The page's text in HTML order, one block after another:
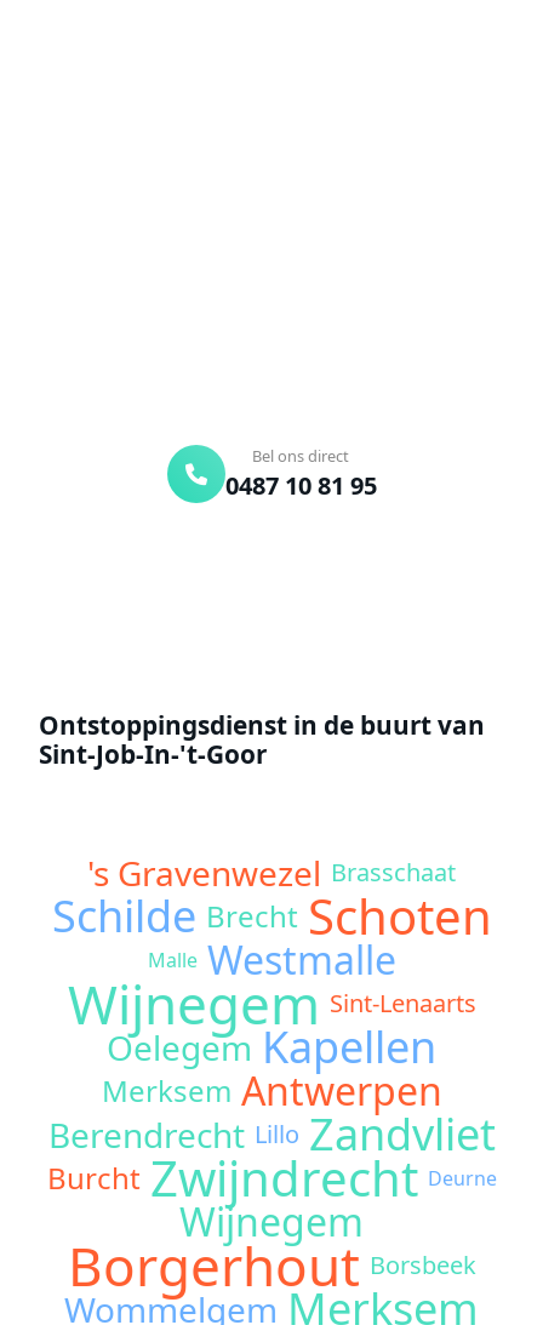
Bel ons direct
0487 10 81 95
Ontstoppingsdienst in de buurt van
Sint-Job-In-'t-Goor
's Gravenwezel Brasschaat
Schilde Brecht Schoten
Malle Westmalle
Wijnegem Sint-Lenaarts
Oelegem Kapellen
Merksem Antwerpen
Berendrecht Lillo Zandvliet
Burcht Zwijndrecht Deurne
Wijnegem
Borgerhout Borsbeek
Wommelgem Merksem